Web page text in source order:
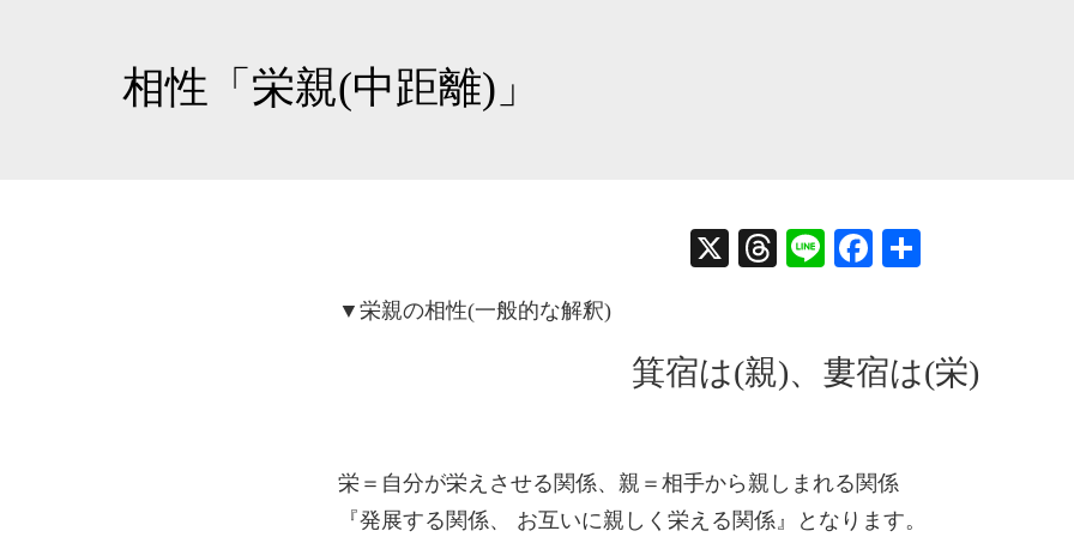
相性「栄親(中距離)」
X
T
ds
Li
Fa
ok
▼栄親の相性(一般的な解釈)
箕宿は(親)、婁宿は(栄)
栄＝自分が栄えさせる関係、親＝相手から親しまれる関係
『発展する関係、 お互いに親しく栄える関係』となります。